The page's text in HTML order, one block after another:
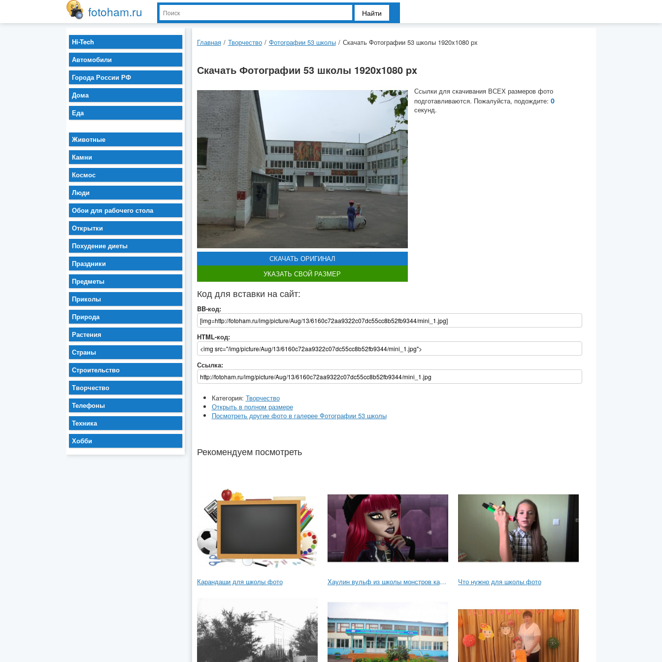
fotoham.ru Найти
Главная / Творчество / Фотографии 53 школы / Скачать Фотографии 53 школы 1920x1080 px
Скачать Фотографии 53 школы 1920x1080 px
СКАЧАТЬ ОРИГИНАЛ
УКАЗАТЬ СВОЙ РАЗМЕР
Ссылки для скачивания ВСЕХ размеров фото
подготавливаются. Пожалуйста, подождите: 0
секунд.
Код для вставки на сайт:
BB-код:
HTML-код:
Ссылка:
Категория: Творчество
Открыть в полном размере
Посмотреть другие фото в галерее Фотографии 53 школы
Рекомендуем посмотреть
Карандаши для школы фото Хаулин вульф из школы монстров картинки Что нужно для школы фото
Hi-Tech
Автомобили
Города России РФ
Дома
Еда
Животные
Камни
Космос
Люди
Обои для рабочего стола
Открытки
Похудение диеты
Праздники
Предметы
Приколы
Природа
Растения
Страны
Строительство
Творчество
Телефоны
Техника
Хобби